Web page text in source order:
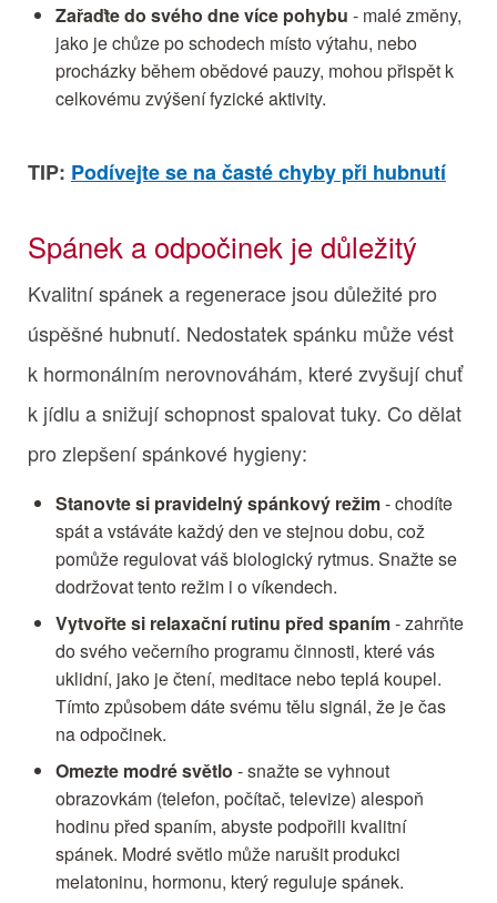
Zařaďte do svého dne více pohybu - malé změny,
jako je chůze po schodech místo výtahu, nebo
procházky během obědové pauzy, mohou přispět k
celkovému zvýšení fyzické aktivity.
TIP: Podívejte se na časté chyby při hubnutí
Spánek a odpočinek je důležitý
Kvalitní spánek a regenerace jsou důležité pro
úspěšné hubnutí. Nedostatek spánku může vést
k hormonálním nerovnováhám, které zvyšují chuť
k jídlu a snižují schopnost spalovat tuky. Co dělat
pro zlepšení spánkové hygieny:
Stanovte si pravidelný spánkový režim- chodíte
spát a vstáváte každý den ve stejnou dobu, což
pomůže regulovat váš biologický rytmus. Snažte se
dodržovat tento režim i o víkendech.
Vytvořte si relaxační rutinu před spaním- zahrňte
do svého večerního programu činnosti, které vás
uklidní, jako je čtení, meditace nebo teplá koupel.
Tímto způsobem dáte svému tělu signál, že je čas
na odpočinek.
Omezte modré světlo - snažte se vyhnout
obrazovkám (telefon, počítač, televize) alespoň
hodinu před spaním, abyste podpořili kvalitní
spánek. Modré světlo může narušit produkci
melatoninu, hormonu, který reguluje spánek.